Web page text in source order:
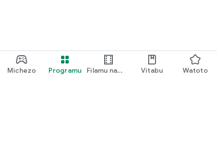
Michezo Programu
Filamu na
Vitabu Watoto